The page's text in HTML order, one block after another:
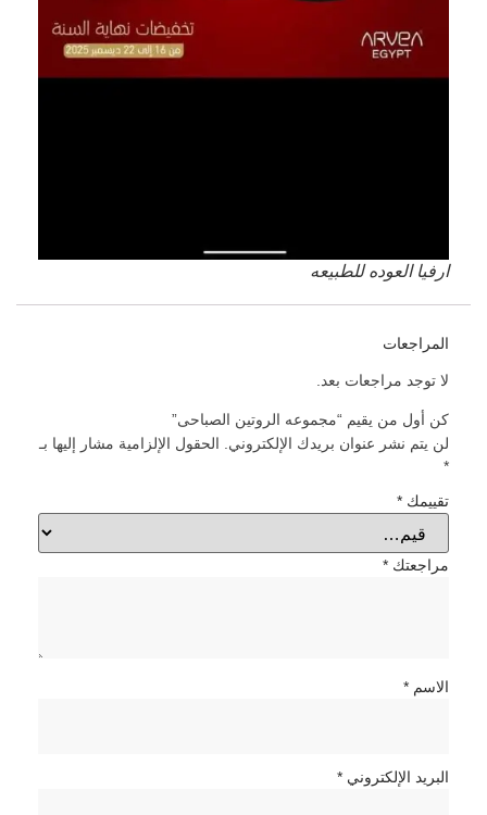
ارفيا العوده للطبيعه
المراجعات
لا توجد مراجعات بعد.
كن أول من يقيم “مجموعه الروتين الصباحى”
لن يتم نشر عنوان بريدك الإلكتروني.
الحقول الإلزامية مشار إليها بـ
*
تقييمك *
مراجعتك *
الاسم *
البريد الإلكتروني *